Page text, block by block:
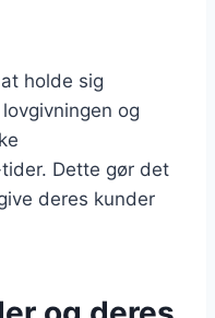
holde sig
og
Dette gør det
deres kunder